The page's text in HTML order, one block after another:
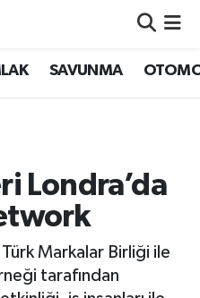
SAVUNMA
Londra’da
Markalar Birliği ile
tarafından
ve Fikstür